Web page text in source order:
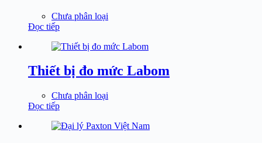
Chưa phân loại
Đọc tiếp
Thiết bị đo mức Labom
Chưa phân loại
Đọc tiếp